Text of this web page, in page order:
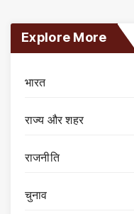
Explore More
भारत
राज्य और शहर
राजनीति
चुनाव